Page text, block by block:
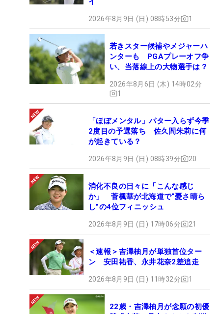
2026年8月9日 (日) 08時53分 1
若きスター候補やメジャーハ
ンターも PGAプレーオフ争
い、当落線上の大物選手は？
2026年8月6日 (木) 14時02分
1
「ほぼメンタル」パター入らず今季
2度目の予選落ち 佐久間朱莉に何
が起きている？
2026年8月9日 (日) 08時39分 20
消化不良の日々に「こんな感じ
か」 菅楓華が北海道で“憂さ晴ら
し”の4位フィニッシュ
2026年8月9日 (日) 17時06分 21
＜速報＞吉澤柚月が単独首位ター
ン 安田祐香、永井花奈2差追走
2026年8月9日 (日) 11時32分 1
22歳・吉澤柚月が念願の初優